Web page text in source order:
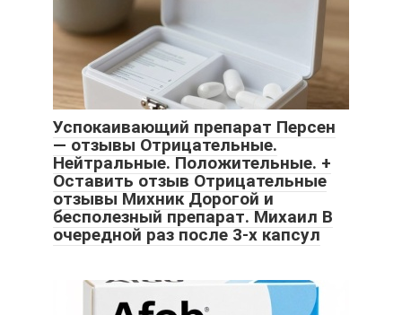
Успокаивающий препарат Персен
— отзывы Отрицательные.
Нейтральные. Положительные. +
Оставить отзыв Отрицательные
отзывы Михник Дорогой и
бесполезный препарат. Михаил В
очередной раз после 3-х капсул